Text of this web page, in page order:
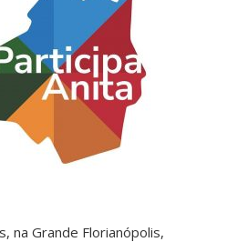
na Grande Florianópolis,